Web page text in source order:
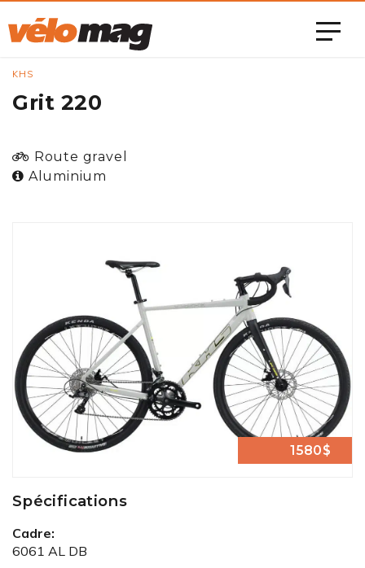
KHS
Grit 220
Route gravel
Aluminium
1580$
Spécifications
Cadre:
6061 AL DB